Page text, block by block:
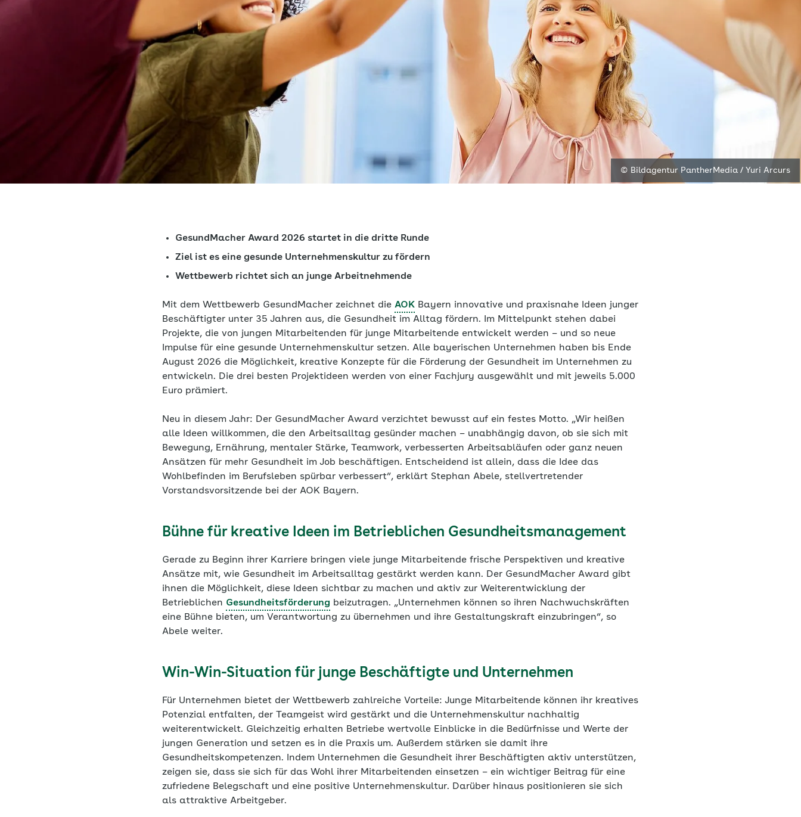
© Bildagentur PantherMedia / Yuri Arcurs
GesundMacher Award 2026 startet in die dritte Runde
Ziel ist es eine gesunde Unternehmenskultur zu fördern
Wettbewerb richtet sich an junge Arbeitnehmende
Mit dem Wettbewerb GesundMacher zeichnet die AOK Bayern innovative und praxisnahe Ideen junger
Beschäftigter unter 35 Jahren aus, die Gesundheit im Alltag fördern. Im Mittelpunkt stehen dabei
Projekte, die von jungen Mitarbeitenden für junge Mitarbeitende entwickelt werden – und so neue
Impulse für eine gesunde Unternehmenskultur setzen. Alle bayerischen Unternehmen haben bis Ende
August 2026 die Möglichkeit, kreative Konzepte für die Förderung der Gesundheit im Unternehmen zu
entwickeln. Die drei besten Projektideen werden von einer Fachjury ausgewählt und mit jeweils 5.000
Euro prämiert.
Neu in diesem Jahr: Der GesundMacher Award verzichtet bewusst auf ein festes Motto. „Wir heißen
alle Ideen willkommen, die den Arbeitsalltag gesünder machen – unabhängig davon, ob sie sich mit
Bewegung, Ernährung, mentaler Stärke, Teamwork, verbesserten Arbeitsabläufen oder ganz neuen
Ansätzen für mehr Gesundheit im Job beschäftigen. Entscheidend ist allein, dass die Idee das
Wohlbefinden im Berufsleben spürbar verbessert“, erklärt Stephan Abele, stellvertretender
Vorstandsvorsitzende bei der AOK Bayern.
Bühne für kreative Ideen im Betrieblichen Gesundheitsmanagement
Gerade zu Beginn ihrer Karriere bringen viele junge Mitarbeitende frische Perspektiven und kreative
Ansätze mit, wie Gesundheit im Arbeitsalltag gestärkt werden kann. Der GesundMacher Award gibt
ihnen die Möglichkeit, diese Ideen sichtbar zu machen und aktiv zur Weiterentwicklung der
Betrieblichen Gesundheitsförderung beizutragen. „Unternehmen können so ihren Nachwuchskräften
eine Bühne bieten, um Verantwortung zu übernehmen und ihre Gestaltungskraft einzubringen“, so
Abele weiter.
Win-Win-Situation für junge Beschäftigte und Unternehmen
Für Unternehmen bietet der Wettbewerb zahlreiche Vorteile: Junge Mitarbeitende können ihr kreatives
Potenzial entfalten, der Teamgeist wird gestärkt und die Unternehmenskultur nachhaltig
weiterentwickelt. Gleichzeitig erhalten Betriebe wertvolle Einblicke in die Bedürfnisse und Werte der
jungen Generation und setzen es in die Praxis um. Außerdem stärken sie damit ihre
Gesundheitskompetenzen. Indem Unternehmen die Gesundheit ihrer Beschäftigten aktiv unterstützen,
zeigen sie, dass sie sich für das Wohl ihrer Mitarbeitenden einsetzen – ein wichtiger Beitrag für eine
zufriedene Belegschaft und eine positive Unternehmenskultur. Darüber hinaus positionieren sie sich
als attraktive Arbeitgeber.